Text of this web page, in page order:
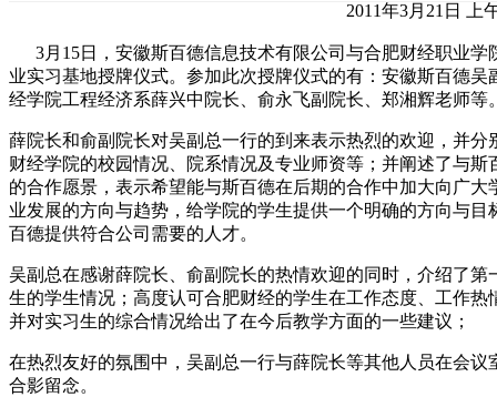
2011年3月21日 上
3月15日，安徽斯百德信息技术有限公司与合肥财经职业学
业实习基地授牌仪式。参加此次授牌仪式的有：安徽斯百德吴
经学院工程经济系薛兴中院长、俞永飞副院长、郑湘辉老师等
薛院长和俞副院长对吴副总一行的到来表示热烈的欢迎，并分
财经学院的校园情况、院系情况及专业师资等；并阐述了与斯
的合作愿景，表示希望能与斯百德在后期的合作中加大向广大
业发展的方向与趋势，给学院的学生提供一个明确的方向与目
百德提供符合公司需要的人才。
吴副总在感谢薛院长、俞副院长的热情欢迎的同时，介绍了第
生的学生情况；高度认可合肥财经的学生在工作态度、工作热
并对实习生的综合情况给出了在今后教学方面的一些建议；
在热烈友好的氛围中，吴副总一行与薛院长等其他人员在会议
合影留念。